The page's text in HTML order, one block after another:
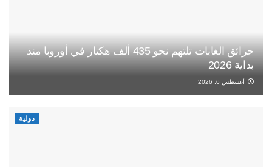
حرائق الغابات تلتهم نحو 435 ألف هكتار في أوروبا منذ
بداية 2026
أغسطس 6, 2026
دولية